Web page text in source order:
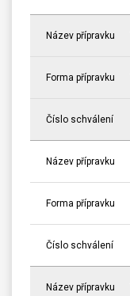
Název přípravku
Forma přípravku
Číslo schválení
Název přípravku
Forma přípravku
Číslo schválení
Název přípravku